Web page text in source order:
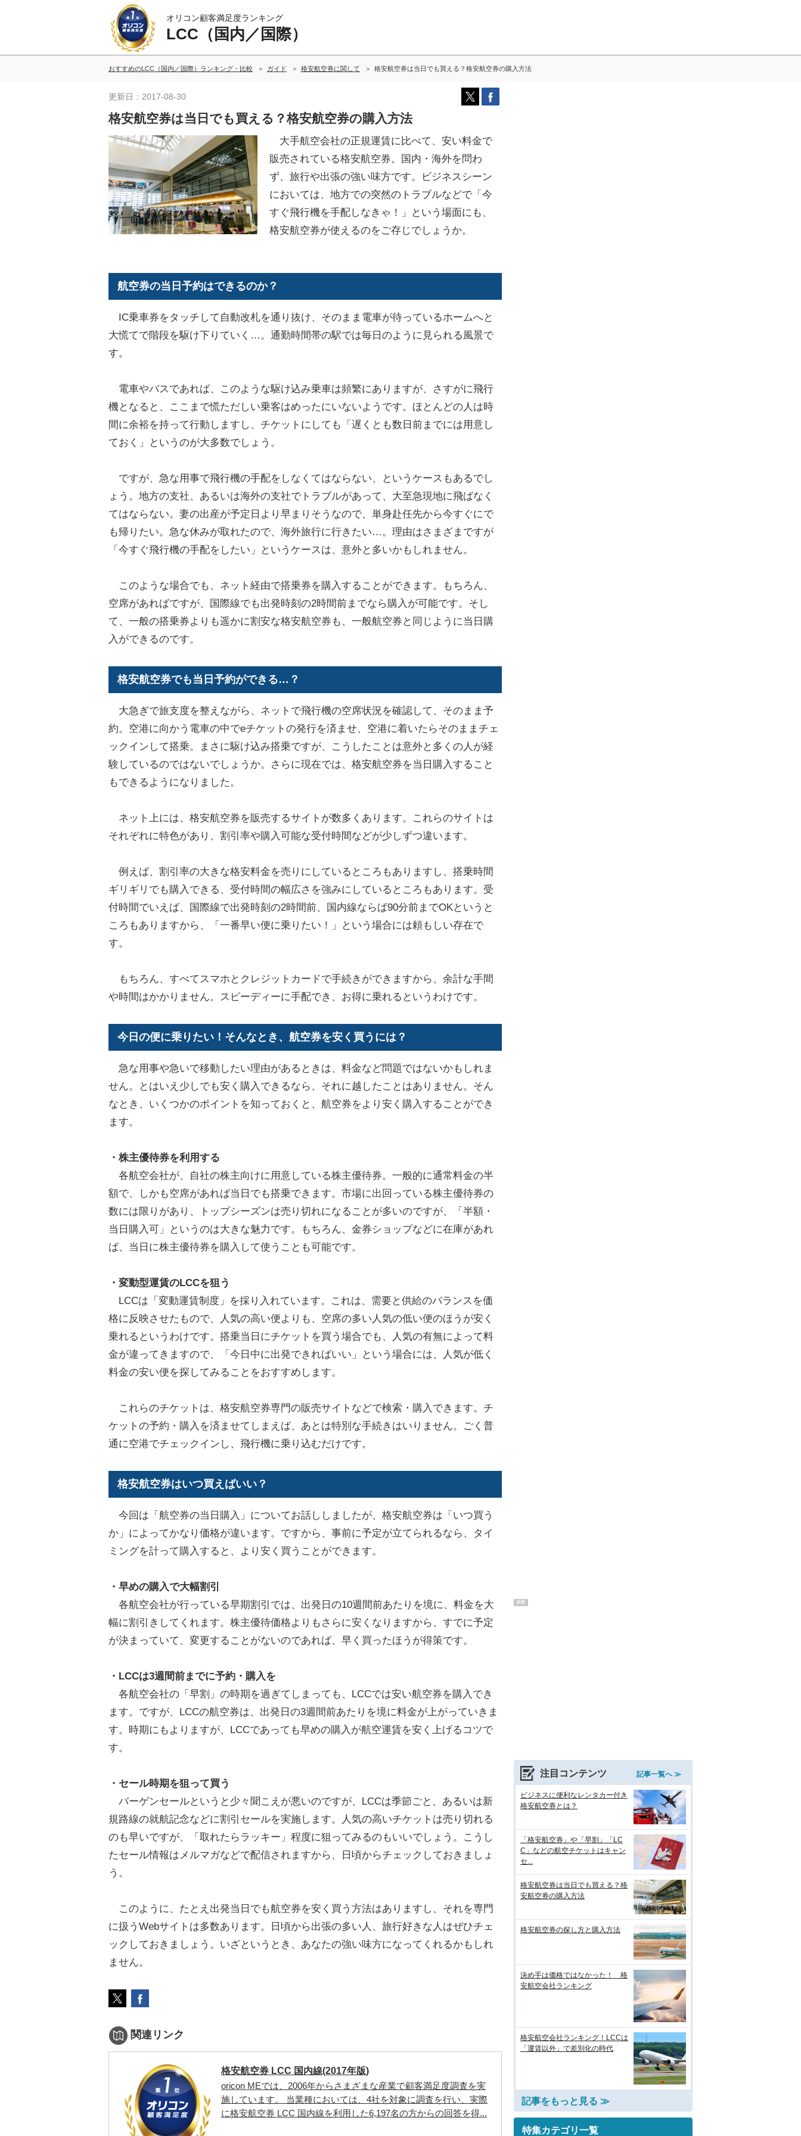
オリコン顧客満足度ランキング
LCC（国内／国際）
おすすめのLCC（国内／国際）ランキング・比較 ガイド 格安航空券に関して 格安航空券は当日でも買える？格安航空券の購入方法
更新日：2017-08-30
格安航空券は当日でも買える？格安航空券の購入方法
大手航空会社の正規運賃に比べて、安い料金で
販売されている格安航空券。国内・海外を問わ
ず、旅行や出張の強い味方です。ビジネスシーン
においては、地方での突然のトラブルなどで「今
すぐ飛行機を手配しなきゃ！」という場面にも、
格安航空券が使えるのをご存じでしょうか。
航空券の当日予約はできるのか？
IC乗車券をタッチして自動改札を通り抜け、そのまま電車が待っているホームへと
大慌てで階段を駆け下りていく…。通勤時間帯の駅では毎日のように見られる風景で
す。
電車やバスであれば、このような駆け込み乗車は頻繁にありますが、さすがに飛行
機となると、ここまで慌ただしい乗客はめったにいないようです。ほとんどの人は時
間に余裕を持って行動しますし、チケットにしても「遅くとも数日前までには用意し
ておく」というのが大多数でしょう。
ですが、急な用事で飛行機の手配をしなくてはならない、というケースもあるでし
ょう。地方の支社、あるいは海外の支社でトラブルがあって、大至急現地に飛ばなく
てはならない。妻の出産が予定日より早まりそうなので、単身赴任先から今すぐにで
も帰りたい。急な休みが取れたので、海外旅行に行きたい…。理由はさまざまですが
「今すぐ飛行機の手配をしたい」というケースは、意外と多いかもしれません。
このような場合でも、ネット経由で搭乗券を購入することができます。もちろん、
空席があればですが、国際線でも出発時刻の2時間前までなら購入が可能です。そし
て、一般の搭乗券よりも遥かに割安な格安航空券も、一般航空券と同じように当日購
入ができるのです。
格安航空券でも当日予約ができる…？
大急ぎで旅支度を整えながら、ネットで飛行機の空席状況を確認して、そのまま予
約。空港に向かう電車の中でeチケットの発行を済ませ、空港に着いたらそのままチェ
ックインして搭乗。まさに駆け込み搭乗ですが、こうしたことは意外と多くの人が経
験しているのではないでしょうか。さらに現在では、格安航空券を当日購入すること
もできるようになりました。
ネット上には、格安航空券を販売するサイトが数多くあります。これらのサイトは
それぞれに特色があり、割引率や購入可能な受付時間などが少しずつ違います。
例えば、割引率の大きな格安料金を売りにしているところもありますし、搭乗時間
ギリギリでも購入できる、受付時間の幅広さを強みにしているところもあります。受
付時間でいえば、国際線で出発時刻の2時間前、国内線ならば90分前までOKというと
ころもありますから、「一番早い便に乗りたい！」という場合には頼もしい存在で
す。
もちろん、すべてスマホとクレジットカードで手続きができますから、余計な手間
や時間はかかりません。スピーディーに手配でき、お得に乗れるというわけです。
今日の便に乗りたい！そんなとき、航空券を安く買うには？
急な用事や急いで移動したい理由があるときは、料金など問題ではないかもしれま
せん。とはいえ少しでも安く購入できるなら、それに越したことはありません。そん
なとき、いくつかのポイントを知っておくと、航空券をより安く購入することができ
ます。
・株主優待券を利用する
各航空会社が、自社の株主向けに用意している株主優待券。一般的に通常料金の半
額で、しかも空席があれば当日でも搭乗できます。市場に出回っている株主優待券の
数には限りがあり、トップシーズンは売り切れになることが多いのですが、「半額・
当日購入可」というのは大きな魅力です。もちろん、金券ショップなどに在庫があれ
ば、当日に株主優待券を購入して使うことも可能です。
・変動型運賃のLCCを狙う
LCCは「変動運賃制度」を採り入れています。これは、需要と供給のバランスを価
格に反映させたもので、人気の高い便よりも、空席の多い人気の低い便のほうが安く
乗れるというわけです。搭乗当日にチケットを買う場合でも、人気の有無によって料
金が違ってきますので、「今日中に出発できればいい」という場合には、人気が低く
料金の安い便を探してみることをおすすめします。
これらのチケットは、格安航空券専門の販売サイトなどで検索・購入できます。チ
ケットの予約・購入を済ませてしまえば、あとは特別な手続きはいりません。ごく普
通に空港でチェックインし、飛行機に乗り込むだけです。
格安航空券はいつ買えばいい？
今回は「航空券の当日購入」についてお話ししましたが、格安航空券は「いつ買う
か」によってかなり価格が違います。ですから、事前に予定が立てられるなら、タイ
ミングを計って購入すると、より安く買うことができます。
・早めの購入で大幅割引
各航空会社が行っている早期割引では、出発日の10週間前あたりを境に、料金を大
幅に割引きしてくれます。株主優待価格よりもさらに安くなりますから、すでに予定
が決まっていて、変更することがないのであれば、早く買ったほうが得策です。
・LCCは3週間前までに予約・購入を
各航空会社の「早割」の時期を過ぎてしまっても、LCCでは安い航空券を購入でき
ます。ですが、LCCの航空券は、出発日の3週間前あたりを境に料金が上がっていきま
す。時期にもよりますが、LCCであっても早めの購入が航空運賃を安く上げるコツで
す。
・セール時期を狙って買う
バーゲンセールというと少々聞こえが悪いのですが、LCCは季節ごと、あるいは新
規路線の就航記念などに割引セールを実施します。人気の高いチケットは売り切れる
のも早いですが、「取れたらラッキー」程度に狙ってみるのもいいでしょう。こうし
たセール情報はメルマガなどで配信されますから、日頃からチェックしておきましょ
う。
このように、たとえ出発当日でも航空券を安く買う方法はありますし、それを専門
に扱うWebサイトは多数あります。日頃から出張の多い人、旅行好きな人はぜひチェ
ックしておきましょう。いざというとき、あなたの強い味方になってくれるかもしれ
ません。
関連リンク
格安航空券 LCC 国内線(2017年版)
oricon MEでは、2006年からさまざまな産業で顧客満足度調査を実
施しています。 当業種においては、4社を対象に調査を行い、実際
に格安航空券 LCC 国内線を利用した6,197名の方からの回答を得...
PR
注目コンテンツ 記事一覧へ ≫
ビジネスに便利なレンタカー付き
格安航空券とは？
「格安航空券」や「早割」「LC
C」などの航空チケットはキャン
セ...
格安航空券は当日でも買える？格
安航空券の購入方法
格安航空券の探し方と購入方法
決め手は価格ではなかった！ 格
安航空会社ランキング
格安航空会社ランキング！LCCは
「運賃以外」で差別化の時代
記事をもっと見る ≫
特集カテゴリ一覧